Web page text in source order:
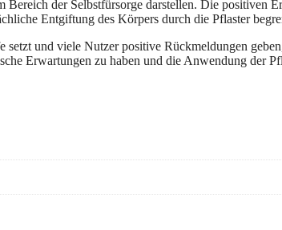
Bereich der Selbstfürsorge darstellen. Die
Entgiftung des Körpers durch die Pflaster
und viele Nutzer positive Rückmeldungen
Erwartungen zu haben und die Anwendung der